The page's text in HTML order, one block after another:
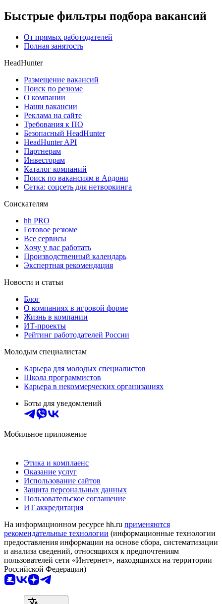
Быстрые фильтры подбора вакансий
От прямых работодателей
Полная занятость
HeadHunter
Размещение вакансий
Поиск по резюме
О компании
Наши вакансии
Реклама на сайте
Требования к ПО
Безопасный HeadHunter
HeadHunter API
Партнерам
Инвесторам
Каталог компаний
Поиск по вакансиям в Ардони
Сетка: соцсеть для нетворкинга
Соискателям
hh PRO
Готовое резюме
Все сервисы
Хочу у вас работать
Производственный календарь
Экспертная рекомендация
Новости и статьи
Блог
О компаниях в игровой форме
Жизнь в компании
ИТ-проекты
Рейтинг работодателей России
Молодым специалистам
Карьера для молодых специалистов
Школа программистов
Карьера в некоммерческих организациях
Боты для уведомлений
Мобильное приложение
Этика и комплаенс
Оказание услуг
Использование сайтов
Защита персональных данных
Пользовательское соглашение
ИТ аккредитация
На информационном ресурсе hh.ru применяются
рекомендательные технологии (информационные технологии
предоставления информации на основе сбора, систематизации
и анализа сведений, относящихся к предпочтениям
пользователей сети «Интернет», находящихся на территории
Российской Федерации)